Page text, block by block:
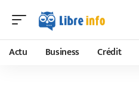
Actu Business Crédit